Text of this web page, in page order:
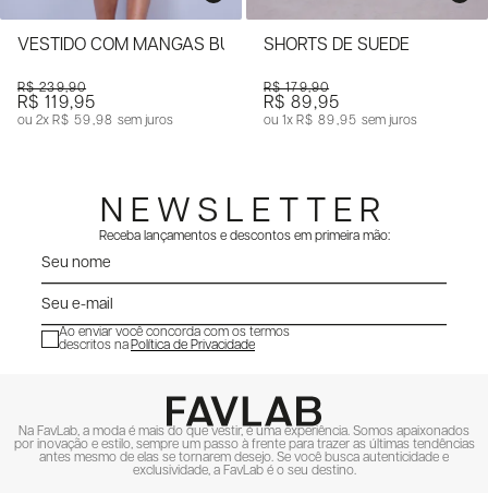
VESTIDO COM MANGAS BUFANTES
R$ 239,90
R$ 119,95
2x R$ 59,98sem juros
SHORTS DE SUEDE
R$ 179,90
R$ 89,95
1x R$ 89,95sem juros
NEWSLETTER
Receba lançamentos e descontos em primeira mão:
Ao enviar você concorda com os termos
descritos na Política de Privacidade
Na FavLab, a moda é mais do que vestir, é uma experiência. Somos apaixonados
por inovação e estilo, sempre um passo à frente para trazer as últimas tendências
antes mesmo de elas se tornarem desejo. Se você busca autenticidade e
exclusividade, a FavLab é o seu destino.